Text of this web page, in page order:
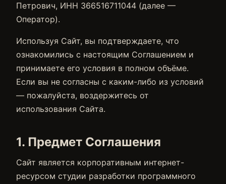
Петрович, ИНН 366516711044 (далее —
Оператор).
Используя Сайт, вы подтверждаете, что
ознакомились с настоящим Соглашением и
принимаете его условия в полном объёме.
Если вы не согласны с каким-либо из условий
— пожалуйста, воздержитесь от
использования Сайта.
1. Предмет Соглашения
Сайт является корпоративным интернет-
ресурсом студии разработки программного